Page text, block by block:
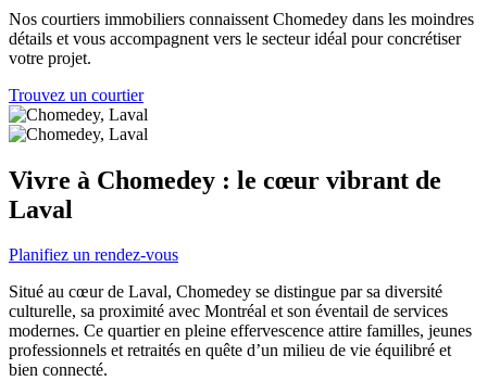
Nos courtiers immobiliers connaissent Chomedey dans les moindres
détails et vous accompagnent vers le secteur idéal pour concrétiser
votre projet.
Trouvez un courtier
Vivre à Chomedey : le cœur vibrant de
Laval
Planifiez un rendez-vous
Situé au cœur de Laval, Chomedey se distingue par sa diversité
culturelle, sa proximité avec Montréal et son éventail de services
modernes. Ce quartier en pleine effervescence attire familles, jeunes
professionnels et retraités en quête d’un milieu de vie équilibré et
bien connecté.